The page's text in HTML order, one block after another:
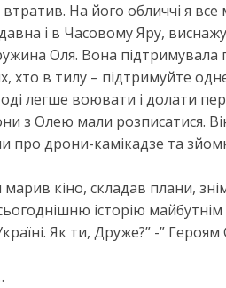
На його обличчі я
і в Часовому Яру,
Оля. Вона підтримувала
хто в тилу – підтримуйте
легше воювати і долати
з Олею мали розписатися.
про дрони-камікадзе та
кіно, складав плани,
історію
Як ти, Друже?” -” Героям